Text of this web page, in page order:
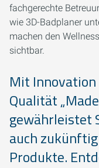
fachgerechte
wie 3D-Badplaner
machen den
sichtbar.
Mit
Qualität
gewährleistet
auch
Produkte.